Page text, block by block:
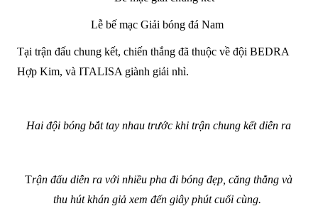
Lễ bế mạc Giải bóng đá Nam
Tại trận đấu chung kết, chiến thắng đã thuộc về đội BEDRA
Hợp Kim, và ITALISA giành giải nhì.
Hai đội bóng bắt tay nhau trước khi trận chung kết diễn ra
Trận đấu diễn ra với nhiều pha đi bóng đẹp, căng thẳng và
thu hút khán giả xem đến giây phút cuối cùng.